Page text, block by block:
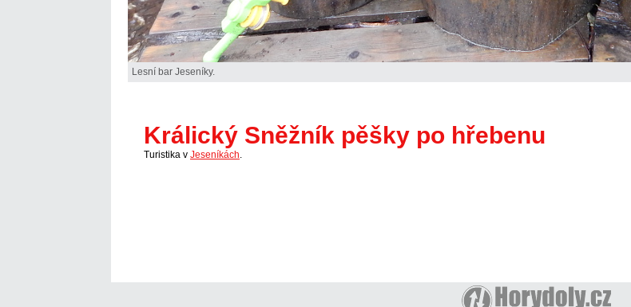
Lesní bar Jeseníky.
Králický Sněžník pěšky po hřebenu
Turistika v Jeseníkách.